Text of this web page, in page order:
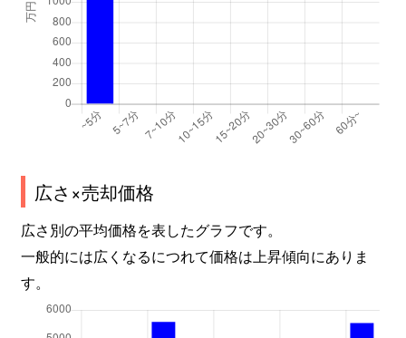
広さ×売却価格
広さ別の平均価格を表したグラフです。
一般的には広くなるにつれて価格は上昇傾向にありま
す。